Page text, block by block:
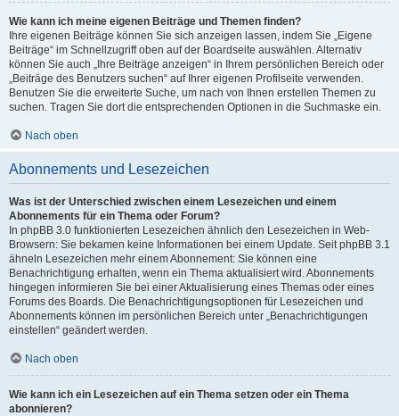
Wie kann ich meine eigenen Beiträge und Themen finden?
Ihre eigenen Beiträge können Sie sich anzeigen lassen, indem Sie „Eigene
Beiträge“ im Schnellzugriff oben auf der Boardseite auswählen. Alternativ
können Sie auch „Ihre Beiträge anzeigen“ in Ihrem persönlichen Bereich oder
„Beiträge des Benutzers suchen“ auf Ihrer eigenen Profilseite verwenden.
Benutzen Sie die erweiterte Suche, um nach von Ihnen erstellen Themen zu
suchen. Tragen Sie dort die entsprechenden Optionen in die Suchmaske ein.
Nach oben
Abonnements und Lesezeichen
Was ist der Unterschied zwischen einem Lesezeichen und einem
Abonnements für ein Thema oder Forum?
In phpBB 3.0 funktionierten Lesezeichen ähnlich den Lesezeichen in Web-
Browsern: Sie bekamen keine Informationen bei einem Update. Seit phpBB 3.1
ähneln Lesezeichen mehr einem Abonnement: Sie können eine
Benachrichtigung erhalten, wenn ein Thema aktualisiert wird. Abonnements
hingegen informieren Sie bei einer Aktualisierung eines Themas oder eines
Forums des Boards. Die Benachrichtigungsoptionen für Lesezeichen und
Abonnements können im persönlichen Bereich unter „Benachrichtigungen
einstellen“ geändert werden.
Nach oben
Wie kann ich ein Lesezeichen auf ein Thema setzen oder ein Thema
abonnieren?